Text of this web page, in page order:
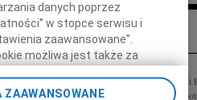
Inne kondolencje
lat, odszedł nasz ukochany Mąż, Tata, Dziadek i
nad Bugiem, czasy młodości przeżył na
danych poprzez
w stopce serwisu i
zaawansowane”.
możliwa jest także za
ZAAWANSOWANE